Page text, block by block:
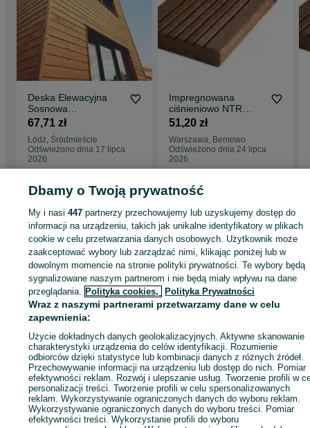
Deska Elewacyjna
Sosnowa
Impregnowana NTR
ciśnieniowo brąz
22x145x4000
67,71 zł
Łódź, Śródmieście
Odświeżono dnia 17 lipca
2026
Impregnowana
ciśnieniowo NTR
sosnowa deska
tarasowa A/B
27x145x4000
51,20 zł
Warszawa, Bemowo
Odświeżono dnia 24 lipca
2026
Deski tarasowe - Łódzkie
Deski tarasowe - Łódź
Deski tarasowe -
Śródmieście
KATEGORIA
ID:673022606 Wyświetlenia:
Zadzwoń / SMS Wyślij wiadomość
Dbamy o Twoją prywatność
My i nasi447 partnerzy przechowujemy lub uzyskujemy dostęp do
informacji na urządzeniu, takich jak unikalne identyfikatory w plikach
cookie w celu przetwarzania danych osobowych. Użytkownik może
zaakceptować wybory lub zarządzać nimi, klikając poniżej lub w
dowolnym momencie na stronie polityki prywatności. Te wybory będą
sygnalizowane naszym partnerom i nie będą miały wpływu na dane
przeglądania. Polityka cookies, Polityka Prywatności
Wraz z naszymi partnerami przetwarzamy dane w celu
zapewnienia:
Użycie dokładnych danych geolokalizacyjnych. Aktywne skanowanie
charakterystyki urządzenia do celów identyfikacji. Rozumienie
odbiorców dzięki statystyce lub kombinacji danych z różnych źródeł.
Przechowywanie informacji na urządzeniu lub dostęp do nich. Pomiar
efektywności reklam. Rozwój i ulepszanie usług. Tworzenie profili w
personalizacji treści. Tworzenie profili w celu spersonalizowanych
reklam. Wykorzystywanie ograniczonych danych do wyboru reklam.
Wykorzystywanie ograniczonych danych do wyboru treści. Pomiar
efektywności treści. Wykorzystanie profili do wyboru